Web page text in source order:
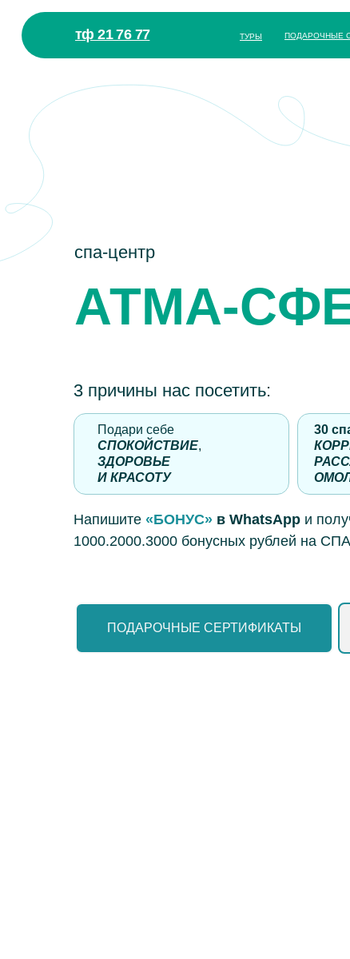
тф 21 76 77 ПОДАРОЧНЫЕ
ТУРЫ
АТМА-
спа-центр
Подари себе
СПОКОЙСТВИЕ,
ЗДОРОВЬЕ
И КРАСОТУ
30
3 причины нас посетить:
ПОДАРОЧНЫЕ СЕРТИФИКАТЫ
Напишите «БОНУС» в WhatsApp и
1000.2000.3000 бонусных рублей на